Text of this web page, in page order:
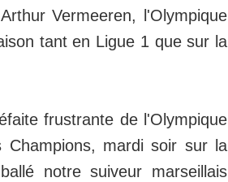
Vermeeren, l'Olympique
tant en Ligue 1 que sur la
frustrante de l'Olympique
mardi soir sur la
notre suiveur marseillais